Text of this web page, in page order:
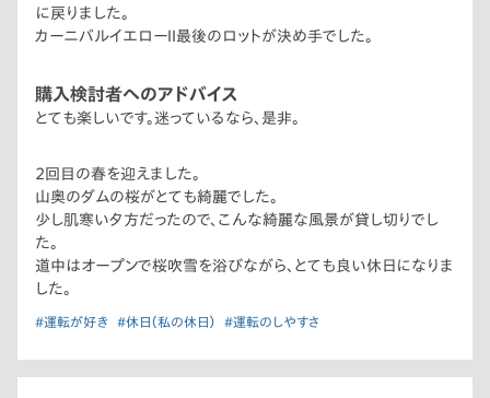
に戻りました。
カーニバルイエローⅡ最後のロットが決め手でした。
購入検討者へのアドバイス
とても楽しいです。迷っているなら、是非。
2回目の春を迎えました。
山奥のダムの桜がとても綺麗でした。
少し肌寒い夕方だったので、こんな綺麗な風景が貸し切りでし
た。
道中はオープンで桜吹雪を浴びながら、とても良い休日になりま
した。
#運転が好き #休日（私の休日） #運転のしやすさ